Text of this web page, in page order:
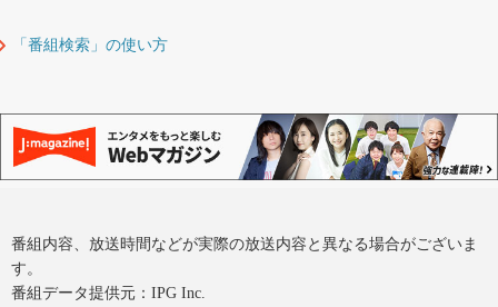
「番組検索」の使い方
番組内容、放送時間などが実際の放送内容と異なる場合がございま
す。
番組データ提供元：IPG Inc.